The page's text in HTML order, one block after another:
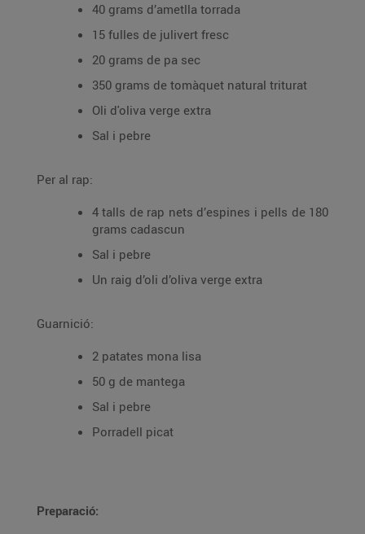
40 grams d’ametlla torrada
15 fulles de julivert fresc
20 grams de pa sec
350 grams de tomàquet natural triturat
Oli d'oliva verge extra
Sal i pebre
Per al rap:
4 talls de rap nets d’espines i pells de 180
grams cadascun
Sal i pebre
Un raig d’oli d’oliva verge extra
Guarnició:
2 patates mona lisa
50 g de mantega
Sal i pebre
Porradell picat
Preparació: